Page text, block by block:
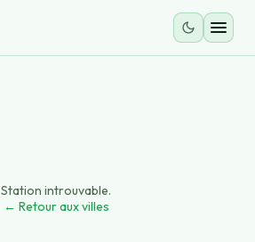
Station introuvable.
← Retour aux villes